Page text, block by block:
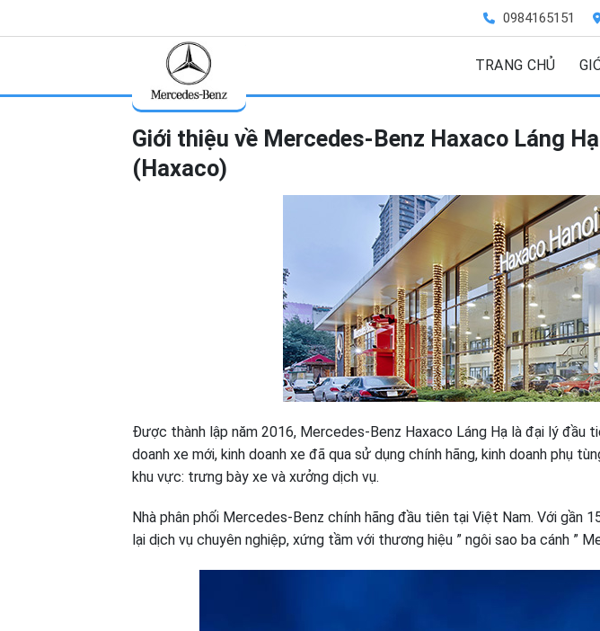
to
0984165151
TRANG CHỦ
Giới thiệu về Mercedes-Benz Haxaco Láng
(Haxaco)
Được thành lập năm 2016, Mercedes-Benz Haxaco Láng Hạ là đại lý đầu
doanh xe mới, kinh doanh xe đã qua sử dụng chính hãng, kinh doanh phụ
khu vực: trưng bày xe và xưởng dịch vụ.
Nhà phân phối Mercedes-Benz chính hãng đầu tiên tại Việt Nam. Với gần
lại dịch vụ chuyên nghiệp, xứng tầm với thương hiệu ” ngôi sao ba cánh ”